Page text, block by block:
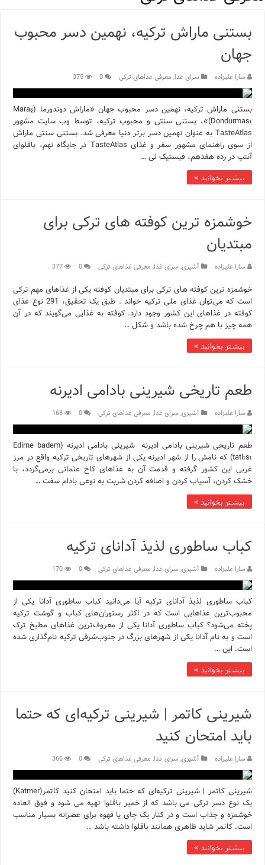
مرکز خرید پولات استانبول | تجربه‌ای متفاوت از خرید و سبک
12 اشتباه رایج در دریافت شهروندی ترکیه از طریق خرید ملک
ویژگی‌های رفتاری و اجتماعی در زبان ترکی استانبولی
ویژگی‌های منفی شخصیت در زبان ترکی استانبولی
ویژگی‌های مثبت شخصیت در زبان ترکی استانبولی
موزه افسانه‌های کارتال استانبول؛ سفری به دنیای قصه‌ها در
موزه ساعت کاخ توپکاپی استانبول
بستنی ماراش ترکیه، نهمین دسر محبوب
جهان
سارا علیزاده سرای غذا, معرفی غذاهای ترکی 0
375
بستنی ماراش ترکیه، نهمین دسر محبوب جهان «ماراش دوندورما (Maraş
Dondurması)»، بستنی سنتی و محبوب ترکیه، توسط وب سایت مشهور
TasteAtlas به عنوان نهمین دسر برتر دنیا معرفی شد. بستنی سنتی ماراش
از سوی راهنمای مشهور سفر و غذای TasteAtlas در جایگاه نهم، باقلوای
آنتپ در رده هفدهم، فیستیک لی …
بیشتر بخوانید »
خوشمزه ترین کوفته های ترکی برای
مبتدیان
سارا علیزاده آشپزی, سرای غذا, معرفی غذاهای ترکی 0
377
خوشمزه ترین کوفته های ترکی برای مبتدیان کوفته یکی از غذاهای مهم ترکی
است که می‌توان غذای ملی ترکیه خواند . طبق یک تحقیق، 291 نوع غذای
کوفته در غذاهای این کشور وجود دارد. کوفته به غذایی می‌گویند که در آن
همه چیز با هم چرخ شده باشد و شکل …
بیشتر بخوانید »
طعم تاریخی شیرینی بادامی ادیرنه
سارا علیزاده آشپزی, سرای غذا, معرفی غذاهای ترکی 0
168
طعم تاریخی شیرینی بادامی ادیرنه شیرینی بادامی ادیرنه (Edirne badem
tatlısı) که نامش را از شهر ادیرنه یکی از شهرهای تاریخی ترکیه واقع در مرز
غربی این کشور گرفته و قدمت آن به غذاهای کاخ عثمانی برمی‌گردد، با
خشک کردن، آسیاب کردن و اضافه کردن شربت به نوعی بادام سفت …
بیشتر بخوانید »
کباب ساطوری لذیذ آدانای ترکیه
سارا علیزاده آشپزی, سرای غذا, معرفی غذاهای ترکی 0
170
کباب ساطوری لذیذ آدانای ترکیه آیا می‌دانید کباب ساطوری آدانا یکی از
محبوب‌ترین غذاهایی است که در اکثر رستوران‌های کباب و گوشت ترکیه
پخته می‌شود؟ کباب ساطوری آدانا یکی از معروف‌ترین غذاهای مطبخ ترک
است و به نام آدانا یکی از شهرهای بزرگ در جنوب‌شرقی ترکیه نام‌گذاری شده
است. این …
بیشتر بخوانید »
شیرینی کاتمر | شیرینی ترکیه‌ای که حتما
باید امتحان کنید
سارا علیزاده آشپزی, سرای غذا, معرفی غذاهای ترکی 0
366
شیرینی کاتمر | شیرینی ترکیه‌ای که حتما باید امتحان کنید کاتمر(Katmer)
یک نوع دسر ترکی می باشد که از خمیر باقلوا تهیه می شود و فوق العاده
خوشمزه و جذاب است و در کنار یک چای یا قهوه برای عصرانه بسیار مناسب
است. کاتمر شاید ظاهری همانند باقلوا داشته باشد …
بیشتر بخوانید »